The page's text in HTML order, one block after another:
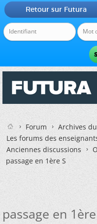
Retour sur Futura
Forum
Archives
Les forums des
Anciennes discussions
passage en 1ère S
passage en